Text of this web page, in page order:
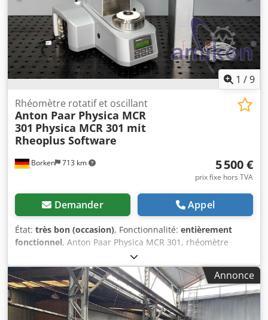
1 /9
Borken 713 km
Rhéomètre rotatif et oscillant
Anton Paar Physica MCR
301 Physica MCR 301 mit
Rheoplus Software
5 500 €
prix fixe hors TVA
Demander Appel
État: très bon (occasion), Fonctionnalité: entièrement
fonctionnel, Anton Paar Physica MCR 301, rhéomètre
rotatif modulaire Fabricant : Anton Paar GmbH Type :
Physica MCR 301 Type de machine : Rhéomètre rotatif et
oscillatoire modulaire Pays de fabrication : Autriche (Graz)
Un rhéomètre rotatif Anton Paar Physica MCR 301
d'occasion est à vendre. Cet appareil de laboratoire est
adapté à la caractérisation rhéologique des liquides, des
Annonce